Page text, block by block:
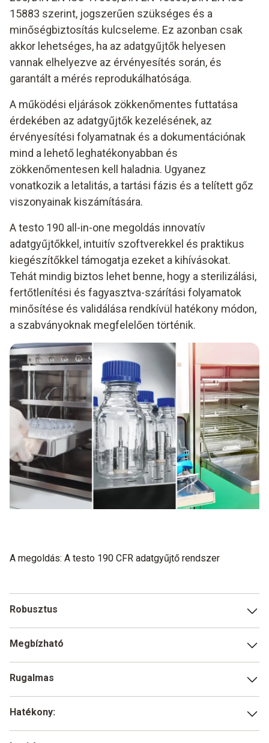
15883 szerint, jogszerűen szükséges és a
minőségbiztosítás kulcseleme. Ez azonban csak
akkor lehetséges, ha az adatgyűjtők helyesen
vannak elhelyezve az érvényesítés során, és
garantált a mérés reprodukálhatósága.
A működési eljárások zökkenőmentes futtatása
érdekében az adatgyűjtők kezelésének, az
érvényesítési folyamatnak és a dokumentációnak
mind a lehető leghatékonyabban és
zökkenőmentesen kell haladnia. Ugyanez
vonatkozik a letalitás, a tartási fázis és a telített gőz
viszonyainak kiszámítására.
A testo 190 all-in-one megoldás innovatív
adatgyűjtőkkel, intuitív szoftverekkel és praktikus
kiegészítőkkel támogatja ezeket a kihívásokat.
Tehát mindig biztos lehet benne, hogy a sterilizálási,
fertőtlenítési és fagyasztva-szárítási folyamatok
minősítése és validálása rendkívül hatékony módon,
a szabványoknak megfelelően történik.
A megoldás: A testo 190 CFR adatgyűjtő rendszer
Robusztus
autoklávban, bizonyítja a testo 190 adatgyűjtők kivételes
rugalmasságát.
Megbízható
körülmények között is megbízhatóan, pontos
eredményeket nyújtanak.
Rugalmas
és különféle tartozékokkal a testo 190 készen áll
bármilyen alkalmazás elvégzésére, bármilyenek a helyszíni
Hatékony: